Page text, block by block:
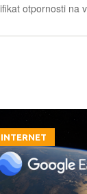
INTERNET